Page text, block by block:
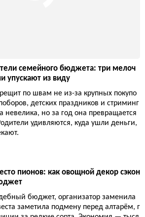
семейного бюджета: три мелоч
упускают из виду
по швам не из-за крупных покупо
детских праздников и стриминг
невелика, но за год она превращается
удивляются, куда ушли деньги,